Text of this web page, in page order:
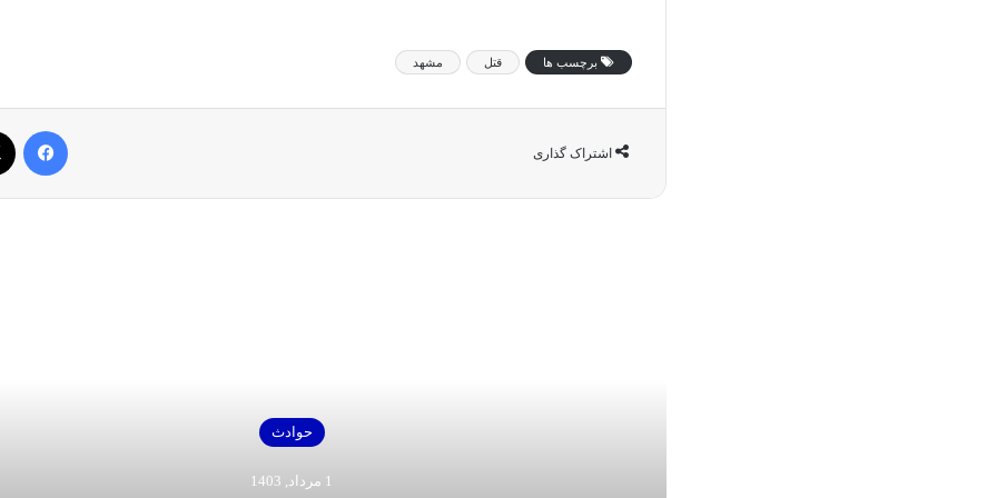
برچسب ها قتل مشهد
اشتراک گذاری
حوادث